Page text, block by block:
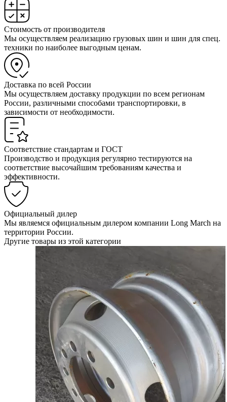
Стоимость от производителя
Мы осуществляем реализацию грузовых шин и шин для спец.
техники по наиболее выгодным ценам.
Доставка по всей России
Мы осуществляем доставку продукции по всем регионам
России, различными способами транспортировки, в
зависимости от необходимости.
Соответствие стандартам и ГОСТ
Производство и продукция регулярно тестируются на
соответствие высочайшим требованиям качества и
эффективности.
Официальный дилер
Мы являемся официальным дилером компании Long March на
территории России.
Другие товары из этой категории